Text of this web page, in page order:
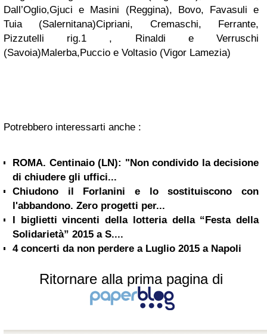
Dall’Oglio,Gjuci e Masini (Reggina), Bovo, Favasuli e
Tuia (Salernitana)Cipriani, Cremaschi, Ferrante,
Pizzutelli rig.1 , Rinaldi e Verruschi
(Savoia)Malerba,Puccio e Voltasio (Vigor Lamezia)
Potrebbero interessarti anche :
ROMA. Centinaio (LN): "Non condivido la decisione
di chiudere gli uffici...
Chiudono il Forlanini e lo sostituiscono con
l'abbandono. Zero progetti per...
I biglietti vincenti della lotteria della “Festa della
Solidarietà” 2015 a S....
4 concerti da non perdere a Luglio 2015 a Napoli
Ritornare alla prima pagina di